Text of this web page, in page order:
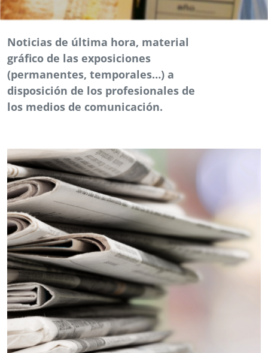
Noticias de última hora, material
gráfico de las exposiciones
(permanentes, temporales…) a
disposición de los profesionales de
los medios de comunicación.